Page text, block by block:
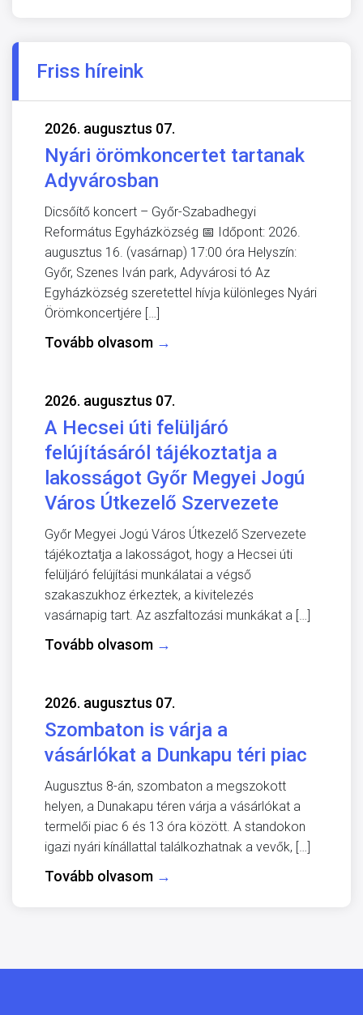
Friss híreink
2026. augusztus 07.
Nyári örömkoncertet tartanak
Adyvárosban
Dicsőítő koncert – Győr-Szabadhegyi
Református Egyházközség 📅 Időpont: 2026.
augusztus 16. (vasárnap) 17:00 óra Helyszín:
Győr, Szenes Iván park, Adyvárosi tó Az
Egyházközség szeretettel hívja különleges Nyári
Örömkoncertjére […]
Tovább olvasom →
2026. augusztus 07.
A Hecsei úti felüljáró
felújításáról tájékoztatja a
lakosságot Győr Megyei Jogú
Város Útkezelő Szervezete
Győr Megyei Jogú Város Útkezelő Szervezete
tájékoztatja a lakosságot, hogy a Hecsei úti
felüljáró felújítási munkálatai a végső
szakaszukhoz érkeztek, a kivitelezés
vasárnapig tart. Az aszfaltozási munkákat a […]
Tovább olvasom →
2026. augusztus 07.
Szombaton is várja a
vásárlókat a Dunkapu téri piac
Augusztus 8-án, szombaton a megszokott
helyen, a Dunakapu téren várja a vásárlókat a
termelői piac 6 és 13 óra között. A standokon
igazi nyári kínállattal találkozhatnak a vevők, […]
Tovább olvasom →